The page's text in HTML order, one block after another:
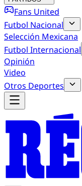
Fans United
Futbol Nacional
Selección Mexicana
Futbol Internacional
Opinión
Video
Otros Deportes